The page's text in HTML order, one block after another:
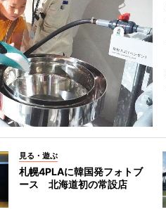
見る・遊ぶ
札幌4PLAに韓国発フォトブ
ース 北海道初の常設店